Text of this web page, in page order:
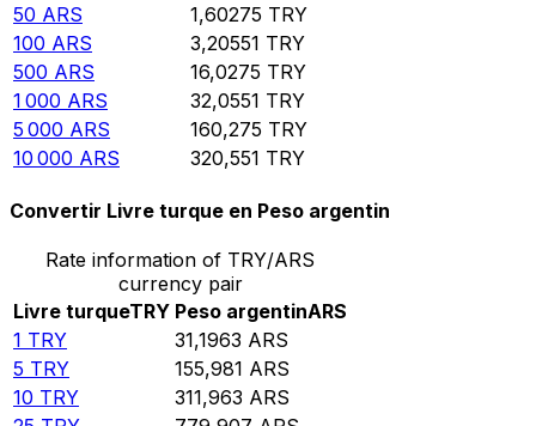
50 ARS 1,60275 TRY
100 ARS 3,20551 TRY
500 ARS 16,0275 TRY
1 000 ARS 32,0551 TRY
5 000 ARS 160,275 TRY
10 000 ARS 320,551 TRY
Convertir Livre turque en Peso argentin
Rate information of TRY/ARS
currency pair
Livre turqueTRY Peso argentinARS
1 TRY 31,1963 ARS
5 TRY 155,981 ARS
10 TRY 311,963 ARS